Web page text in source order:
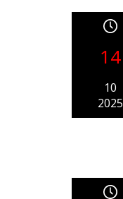
14
10
2025